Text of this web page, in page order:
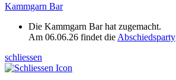
Kammgarn Bar
Die Kammgarn Bar hat zugemacht.
Am 06.06.26 findet die Abschiedsparty
schliessen